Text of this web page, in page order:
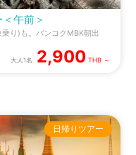
午前＞
り)も。バンコクMBK朝出
大人1名 2,900 THB ～
日帰りツアー